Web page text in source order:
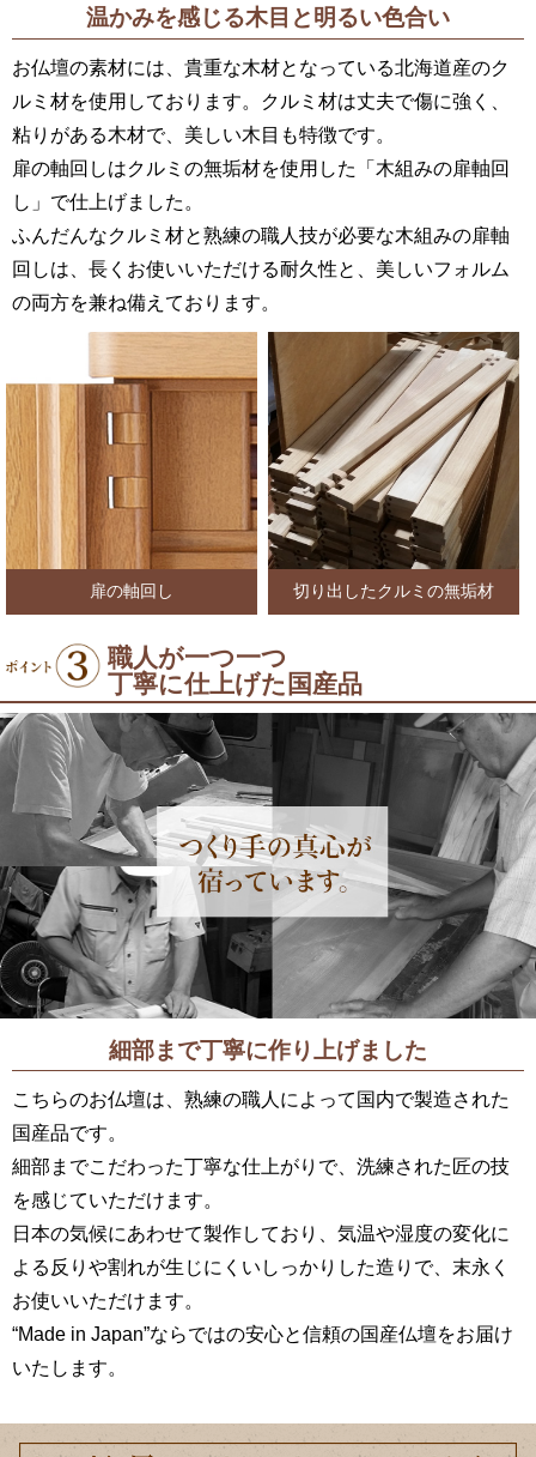
温かみを感じる木目と明るい色合い
お仏壇の素材には、貴重な木材となっている北海道産のク
ルミ材を使用しております。クルミ材は丈夫で傷に強く、
粘りがある木材で、美しい木目も特徴です。
扉の軸回しはクルミの無垢材を使用した「木組みの扉軸回
し」で仕上げました。
ふんだんなクルミ材と熟練の職人技が必要な木組みの扉軸
回しは、長くお使いいただける耐久性と、美しいフォルム
の両方を兼ね備えております。
扉の軸回し 切り出したクルミの無垢材
職人が一つ一つ
丁寧に仕上げた国産品
細部まで丁寧に作り上げました
こちらのお仏壇は、熟練の職人によって国内で製造された
国産品です。
細部までこだわった丁寧な仕上がりで、洗練された匠の技
を感じていただけます。
日本の気候にあわせて製作しており、気温や湿度の変化に
よる反りや割れが生じにくいしっかりした造りで、末永く
お使いいただけます。
“Made in Japan”ならではの安心と信頼の国産仏壇をお届け
いたします。